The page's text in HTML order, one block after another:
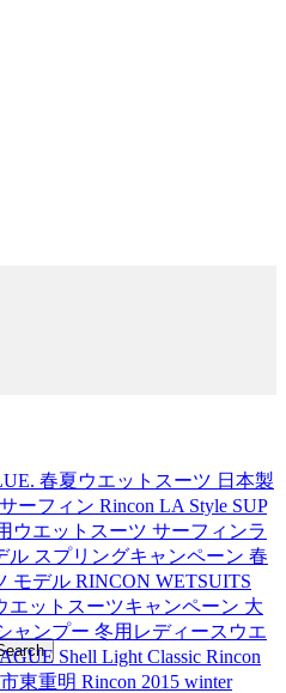
春夏ウエットスーツ 日本製
サーフィン Rincon LA Style SUP
ウエットスーツ サーフィンラ
ル スプリングキャンペーン 春
モデル RINCON WETSUITS
エットスーツキャンペーン 大
ャンプー 冬用レディースウエ
Shell Light Classic Rincon
東重明 Rincon 2015 winter